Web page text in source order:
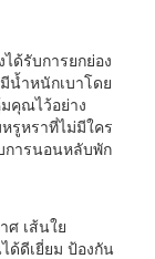
ด้รับการยกย่อง
น้ำหนักเบาโดย
คุณไว้อย่าง
รูหราที่ไม่มีใคร
การนอนหลับพัก
ศ เส้นใย
ด้ดีเยี่ยม ป้องกัน